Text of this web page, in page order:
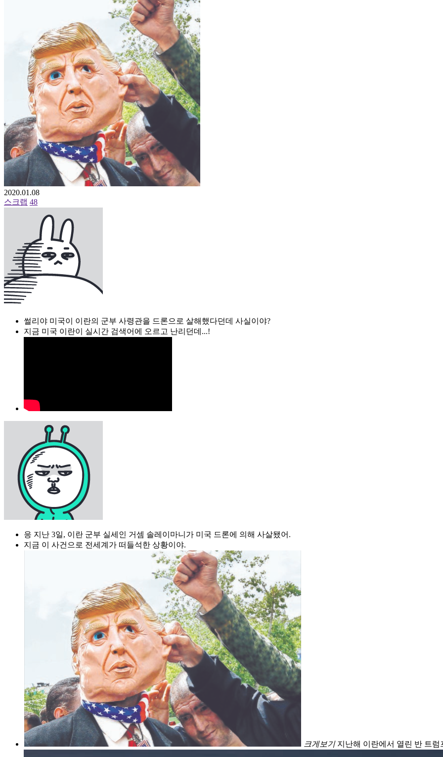
2020.01.08
스크랩 48
썰리야 미국이 이란의 군부 사령관을 드론으로 살해했다던데 사실이야?
지금 미국 이란이 실시간 검색어에 오르고 난리던데...!
응 지난 3일, 이란 군부 실세인 거셈 솔레이마니가 미국 드론에 의해 사살됐어.
지금 이 사건으로 전세계가 떠들석한 상황이야.
크게보기 지난해 이란에서 열린 반 트럼